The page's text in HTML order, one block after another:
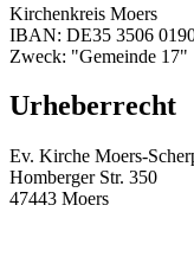
Kirchenkreis Moers
IBAN: DE35 3506
Zweck: "Gemeinde 17"
Urheberrecht
Ev. Kirche Moers-
Homberger Str. 350
47443 Moers